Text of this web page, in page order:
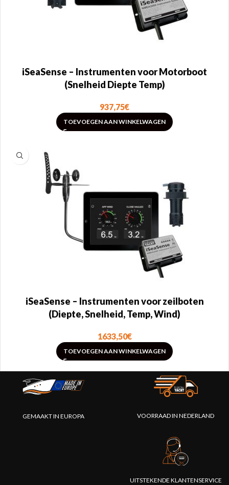
iSeaSense – Instrumenten voor Motorboot
(Snelheid Diepte Temp)
937,75€
TOEVOEGEN AAN WINKELWAGEN
iSeaSense – Instrumenten voor zeilboten
(Diepte, Snelheid, Temp, Wind)
1633,50€
TOEVOEGEN AAN WINKELWAGEN
GEMAAKT IN EUROPA VOORRAAD IN NEDERLAND
UITSTEKENDE KLANTENSERVICE